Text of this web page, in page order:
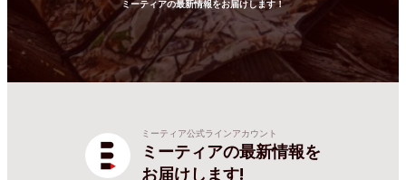
ミーティアの最新情報をお届けします！
ミーティア公式ラインアカウント
ミーティアの最新情報を
お届けします!